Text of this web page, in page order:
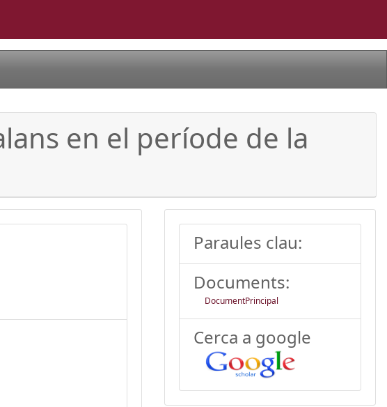
en el període de la
Paraules clau:
Documents:
DocumentPrincipal
Cerca a google